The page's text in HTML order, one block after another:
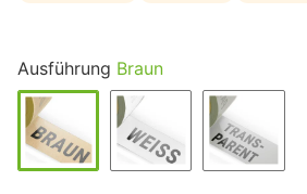
Ausführung Braun